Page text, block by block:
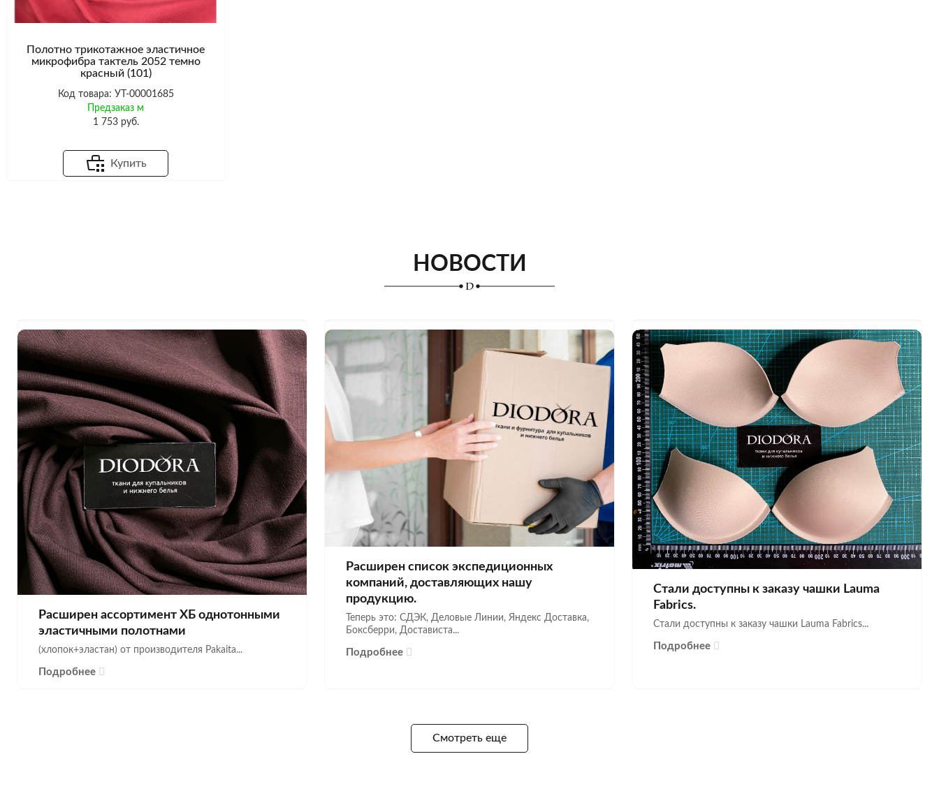
Полотно трикотажное эластичное
микрофибра тактель 2052 темно
красный (101)
Код товара: УТ-00001685
Предзаказ м
1 753 руб.
Купить
НОВОСТИ
Расширен ассортимент ХБ однотонными
эластичными полотнами
(хлопок+эластан) от производителя Pakaita...
Подробнее
Расширен список экспедиционных
компаний, доставляющих нашу
продукцию.
Теперь это: СДЭК, Деловые Линии, Яндекс Доставка,
Боксберри, Достависта...
Подробнее
Стали доступны к заказу чашки Lauma
Fabrics.
Стали доступны к заказу чашки Lauma Fabrics...
Подробнее
Смотреть еще